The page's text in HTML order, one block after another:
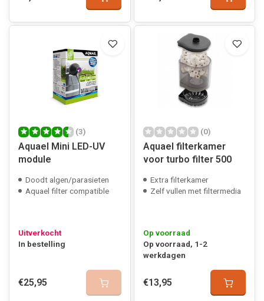
(3)
Aquael Mini LED-UV
module
Doodt algen/parasieten
Aquael filter compatible
Uitverkocht
In bestelling
€25,95
(0)
Aquael filterkamer
voor turbo filter 500
Extra filterkamer
Zelf vullen met filtermedia
Op voorraad
Op voorraad, 1-2
werkdagen
€13,95